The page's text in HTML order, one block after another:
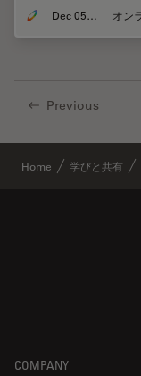
Dec 05, 2022
Previous
Home 学びと共有
COMPANY